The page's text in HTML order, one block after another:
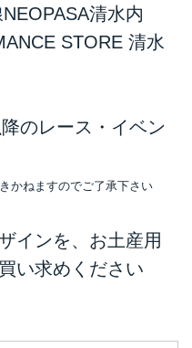
清水内
STORE 清水
のレース・イベン
かねますのでご了承下さい
インを、お土産用
い求めください